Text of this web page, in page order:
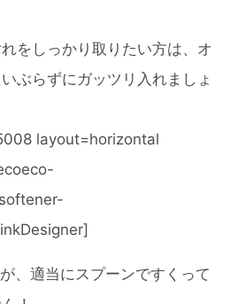
をしっかり取りたい方は、オ
ぶらずにガッツリ入れましょ
layout=horizontal
、適当にスプーンですくって